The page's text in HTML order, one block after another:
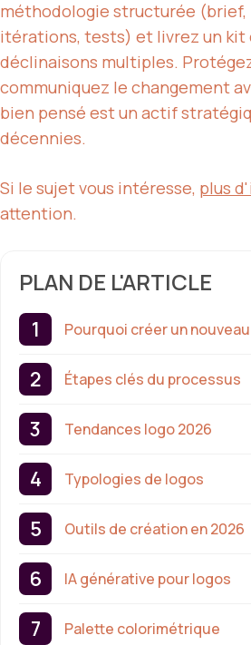
méthodologie structurée (brief,
itérations, tests) et livrez un kit
déclinaisons multiples. Protégez
communiquez le changement
bien pensé est un actif
décennies.
Si le sujet vous intéresse, plus
attention.
PLAN DE L'ARTICLE
Pourquoi créer un
Étapes clés du processus
Tendances logo 2026
Typologies de logos
Outils de création en 2026
IA générative pour logos
Palette colorimétrique